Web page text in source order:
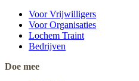
Voor Vrijwilligers
Voor Organisaties
Lochem Traint
Bedrijven
Doe mee